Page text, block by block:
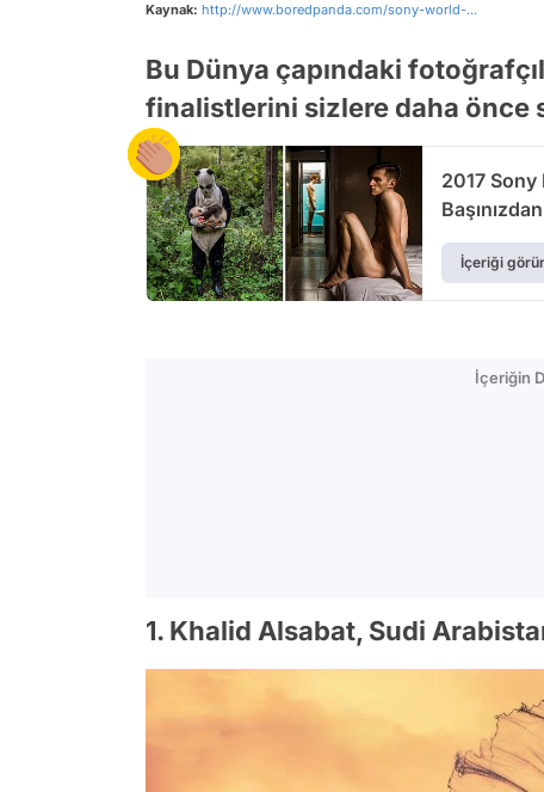
Kaynak: http://www.boredpanda.com/sony-world-...
Bu Dünya çapındaki
finalistlerini sizlere daha önce
2017 Sony
İçeriği
İçeriğin
1. Khalid Alsabat, Sudi